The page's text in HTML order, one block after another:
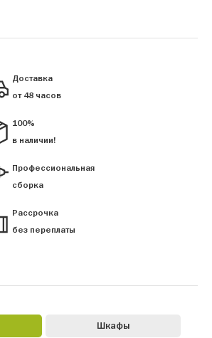
Доставка
от 48 часов
100%
в наличии!
Профессиональная
сборка
Рассрочка
без переплаты
Шкафы